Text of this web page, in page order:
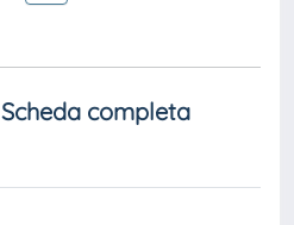
Scheda completa